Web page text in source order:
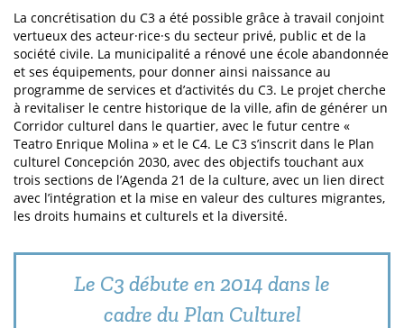
La concrétisation du C3 a été possible grâce à travail conjoint
vertueux des acteur·rice·s du secteur privé, public et de la
société civile. La municipalité a rénové une école abandonnée
et ses équipements, pour donner ainsi naissance au
programme de services et d’activités du C3. Le projet cherche
à revitaliser le centre historique de la ville, afin de générer un
Corridor culturel dans le quartier, avec le futur centre «
Teatro Enrique Molina » et le C4. Le C3 s’inscrit dans le Plan
culturel Concepción 2030, avec des objectifs touchant aux
trois sections de l’Agenda 21 de la culture, avec un lien direct
avec l’intégration et la mise en valeur des cultures migrantes,
les droits humains et culturels et la diversité.
Le C3 débute en 2014 dans le
cadre du Plan Culturel